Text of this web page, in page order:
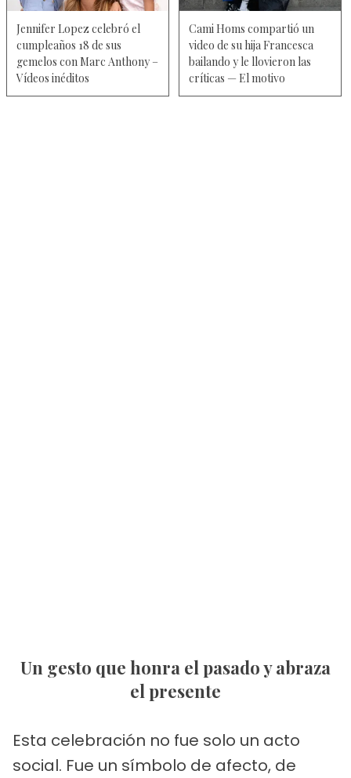
Jennifer Lopez celebró el
cumpleaños 18 de sus
gemelos con Marc Anthony –
Vídeos inéditos
Cami Homs compartió un
video de su hija Francesca
bailando y le llovieron las
críticas — El motivo
Un gesto que honra el pasado y abraza
el presente
Esta celebración no fue solo un acto
social. Fue un símbolo de afecto, de